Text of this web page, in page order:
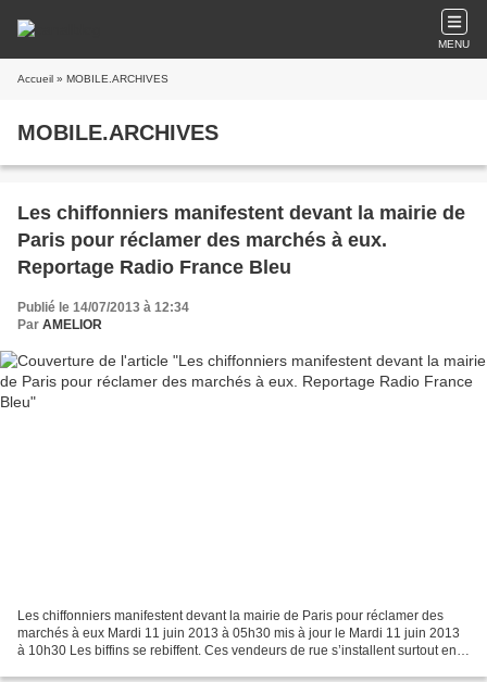
MENU
Accueil » MOBILE.ARCHIVES
MOBILE.ARCHIVES
Les chiffonniers manifestent devant la mairie de
Paris pour réclamer des marchés à eux.
Reportage Radio France Bleu
Publié le 14/07/2013 à 12:34
Par AMELIOR
Les chiffonniers manifestent devant la mairie de Paris pour réclamer des
marchés à eux Mardi 11 juin 2013 à 05h30 mis à jour le Mardi 11 juin 2013
à 10h30 Les biffins se rebiffent. Ces vendeurs de rue s’installent surtout en